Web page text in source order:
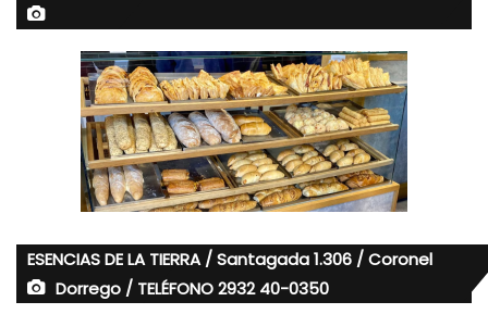
ESENCIAS DE LA TIERRA / Santagada 1.306 / Coronel
Dorrego / TELÉFONO 2932 40-0350